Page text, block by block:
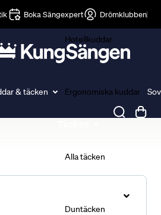
Boka Sängexpert Drömklubben
& täcken
Hotellkuddar
Ergonomiska kuddar
Alla täcken
Duntäcken